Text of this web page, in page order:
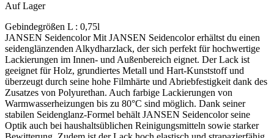
Auf Lager
Gebindegrößen L : 0,75l
JANSEN Seidencolor Mit JANSEN Seidencolor erhältst du einen
seidenglänzenden Alkydharzlack, der sich perfekt für hochwertige
Lackierungen im Innen- und Außenbereich eignet. Der Lack ist
geeignet für Holz, grundiertes Metall und Hart-Kunststoff und
überzeugt durch seine hohe Filmhärte und Abriebfestigkeit dank des
Zusatzes von Polyurethan. Auch farbige Lackierungen von
Warmwasserheizungen bis zu 80°C sind möglich. Dank seiner
stabilen Seidenglanz-Formel behält JANSEN Seidencolor seine
Optik auch bei haushaltsüblichen Reinigungsmitteln sowie starker